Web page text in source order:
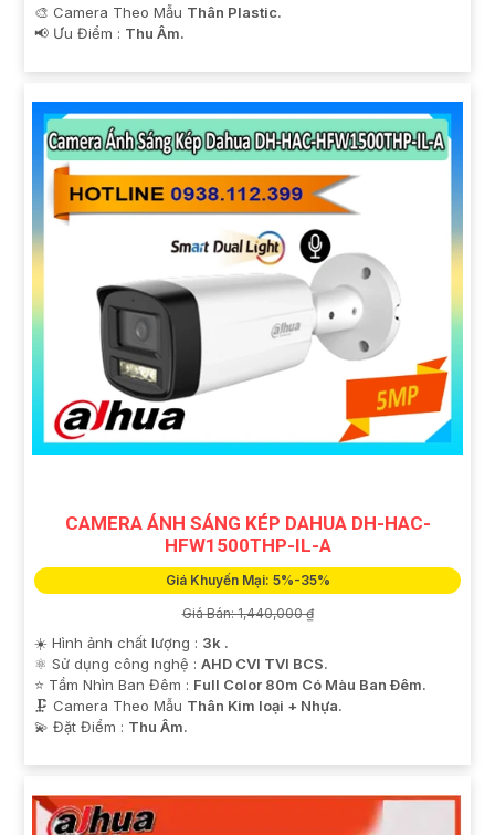
🎨 Camera Theo Mẫu Thân Plastic.
️📢 Ưu Điểm : Thu Âm.
CAMERA ÁNH SÁNG KÉP DAHUA DH-HAC-
HFW1500THP-IL-A
Giá Khuyến Mại: 5%-35%
Giá Bán: 1,440,000 ₫
☀️ Hình ảnh chất lượng : 3k .
⚛️ Sử dụng công nghệ : AHD CVI TVI BCS.
⭐ Tầm Nhìn Ban Đêm : Full Color 80m Có Màu Ban Ðêm.
🗜️ Camera Theo Mẫu Thân Kim loại + Nhựa.
️💫 Đặt Điểm : Thu Âm.